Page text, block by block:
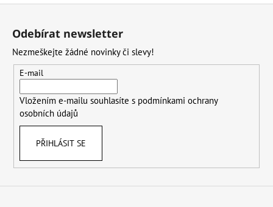
Z
Odebírat newsletter
Nezmeškejte žádné novinky či slevy!
E-mail
Vložením e-mailu souhlasíte s podmínkami ochrany
osobních údajů
PŘIHLÁSIT SE